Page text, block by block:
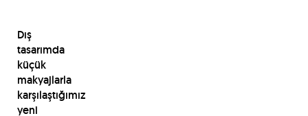
Dış
tasarımda
küçük
makyajlarla
karşılaştığımız
yeni